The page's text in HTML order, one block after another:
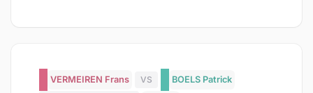
VERMEIREN Frans VS
BOELS Patrick